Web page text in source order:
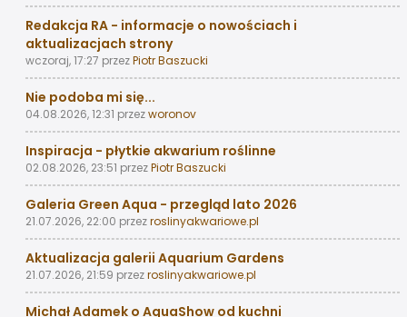
Redakcja RA - informacje o nowościach i
aktualizacjach strony
wczoraj, 17:27 przezPiotr Baszucki
Nie podoba mi się...
04.08.2026, 12:31 przezworonov
Inspiracja - płytkie akwarium roślinne
02.08.2026, 23:51 przezPiotr Baszucki
Galeria Green Aqua - przegląd lato 2026
21.07.2026, 22:00 przezroslinyakwariowe.pl
Aktualizacja galerii Aquarium Gardens
21.07.2026, 21:59 przezroslinyakwariowe.pl
Michał Adamek o AquaShow od kuchni